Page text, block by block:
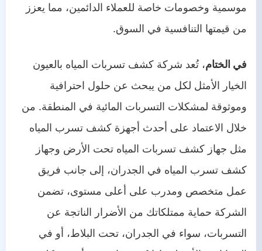
موسمية وخصومات خاصة للعملاء الدائمين، مما يعزز
من قيمتها التنافسية في السوق.
في الختام، تُعد شركة كشف تسربات المياه بالعيون
الخيار الأمثل لكل من يبحث عن حلول احترافية
وموثوقة لمشكلات التسربات المائية في المنطقة. من
خلال الاعتماد على أحدث أجهزة كشف تسرب المياه
مثل جهاز كشف تسربات المياه تحت الأرض وجهاز
كشف تسرب المياه في الجدران، إلى جانب فريق
عمل متخصص ومدرب على أعلى مستوى، تضمن
الشركة حماية ممتلكاتك من الأضرار الناتجة عن
التسربات، سواء في الجدران، تحت البلاط، أو في